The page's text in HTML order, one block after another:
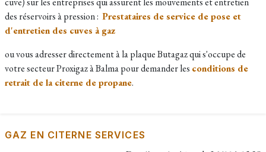
des réservoirs à pression : Prestataires de service de pose et
d'entretien des cuves à gaz
ou vous adresser directement à la plaque Butagaz qui s'occupe de
votre secteur Proxigaz à Balma pour demander les conditions de
retrait de la citerne de propane.
GAZ EN CITERNE SERVICES